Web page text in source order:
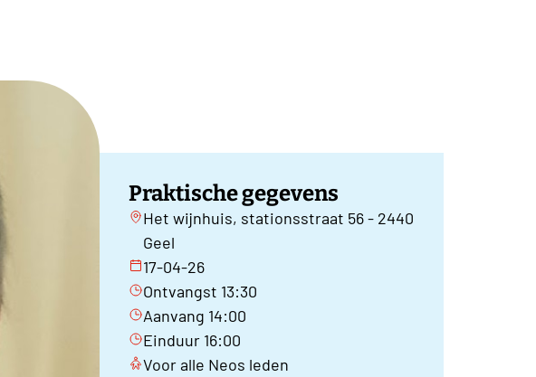
Praktische gegevens
Het wijnhuis, stationsstraat 56 - 2440
Geel
17-04-26
Ontvangst 13:30
Aanvang 14:00
Einduur 16:00
Voor alle Neos leden